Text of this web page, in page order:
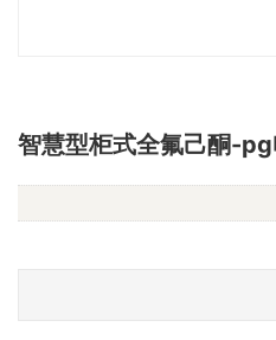
智慧型柜式全氟己酮-